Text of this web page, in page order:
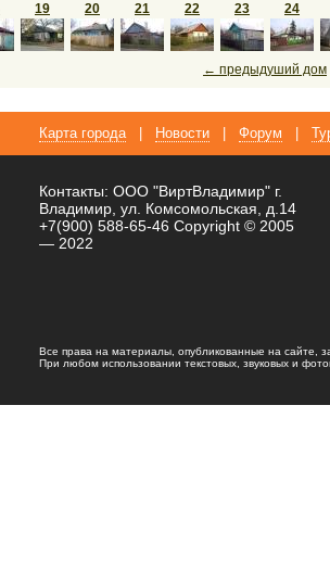
19 20 21 22 23 24
← предыдуший дом
Карта города Новости Форум
Контакты: ООО "ВиртВладимир" г.
Владимир, ул. Комсомольская, д.14
+7(900) 588-65-46 Copyright © 2005
— 2022
Все права на материалы, опубликованные на сайте,
При любом использовании текстовых, звуковых и